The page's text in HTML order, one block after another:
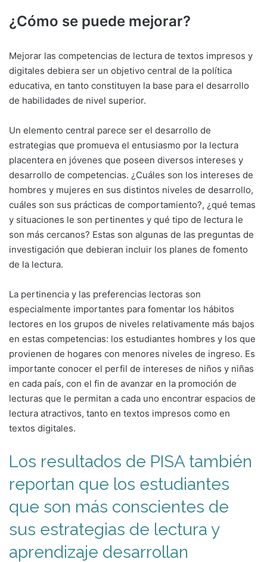
¿Cómo se puede mejorar?
Mejorar las competencias de lectura de textos impresos y
digitales debiera ser un objetivo central de la política
educativa, en tanto constituyen la base para el desarrollo
de habilidades de nivel superior.
Un elemento central parece ser el desarrollo de
estrategias que promueva el entusiasmo por la lectura
placentera en jóvenes que poseen diversos intereses y
desarrollo de competencias. ¿Cuáles son los intereses de
hombres y mujeres en sus distintos niveles de desarrollo,
cuáles son sus prácticas de comportamiento?, ¿qué temas
y situaciones le son pertinentes y qué tipo de lectura le
son más cercanos? Estas son algunas de las preguntas de
investigación que debieran incluir los planes de fomento
de la lectura.
La pertinencia y las preferencias lectoras son
especialmente importantes para fomentar los hábitos
lectores en los grupos de niveles relativamente más bajos
en estas competencias: los estudiantes hombres y los que
provienen de hogares con menores niveles de ingreso. Es
importante conocer el perfil de intereses de niños y niñas
en cada país, con el fin de avanzar en la promoción de
lecturas que le permitan a cada uno encontrar espacios de
lectura atractivos, tanto en textos impresos como en
textos digitales.
Los resultados de PISA también
reportan que los estudiantes
que son más conscientes de
sus estrategias de lectura y
aprendizaje desarrollan